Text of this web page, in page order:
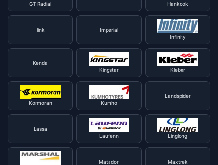
GT Radial
Hankook
Ilink
Imperial
Infinity
Kenda
Kingstar
Kleber
Kormoran Kumho
Landspider
Lassa
Laufenn
Linglong
Matador Maxtrek